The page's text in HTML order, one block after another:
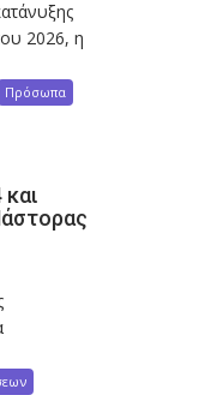
2026, η
Πρόσωπα